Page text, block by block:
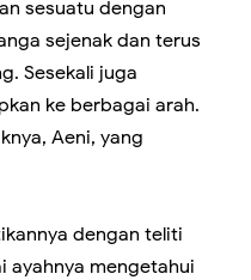
sesuatu dengan
sejenak dan terus
Sesekali juga
ke berbagai arah.
Aeni, yang
dengan teliti
ayahnya mengetahui